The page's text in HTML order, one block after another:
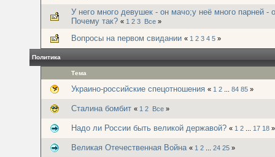
У него много девушек - он мачо;у неё много парней -
Почему так? « 1 2 3 Все »
Вопросы на первом свидании « 1 2 3 4 5 »
Политика
Тема
Украино-российские спецотношения « 1 2 84 85 »
Сталина бомбит « 1 2 Все »
Надо ли России быть великой державой? « 1 2 17 18 »
Великая Отечественная Война « 1 2 24 25 »